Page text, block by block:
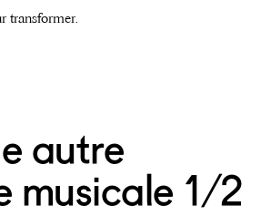
transformer.
autre
musicale 1/2